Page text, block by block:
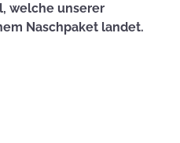
welche unserer
Naschpaket landet.